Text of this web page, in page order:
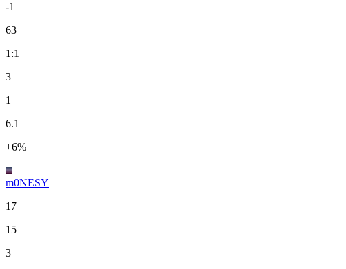
-1
63
1:1
3
1
6.1
+6%
m0NESY
17
15
3